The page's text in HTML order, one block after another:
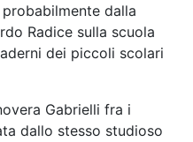
dalla
Radice sulla scuola
dei piccoli scolari
Gabrielli fra i
dallo stesso studioso